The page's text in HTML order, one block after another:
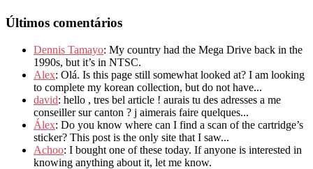
Últimos comentários
Dennis Tamayo: My country had the Mega Drive back in the
1990s, but it’s in NTSC.
Alex: Olá. Is this page still somewhat looked at? I am looking
to complete my korean collection, but do not have...
david: hello , tres bel article ! aurais tu des adresses a me
conseiller sur canton ? j aimerais faire quelques...
Álex: Do you know where can I find a scan of the cartridge’s
sticker? This post is the only site that I saw...
Achoo: I bought one of these today. If anyone is interested in
knowing anything about it, let me know.